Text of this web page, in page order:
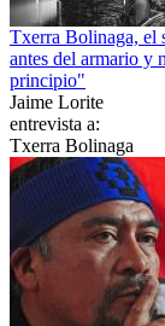
Txerra Bolinaga, el
antes del armario y
principio"
Jaime Lorite
entrevista a:
Txerra Bolinaga